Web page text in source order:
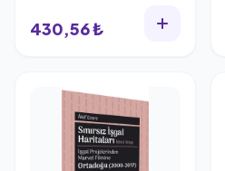
430,56 ₺